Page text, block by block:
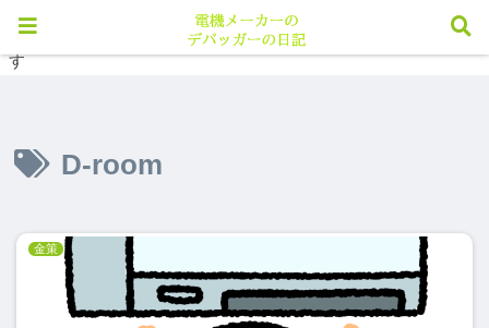
※当メディアのリンクにはアフィリエイト広告が含まれていま
す
D-room
金策